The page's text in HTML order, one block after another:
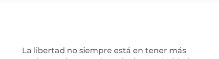
La libertad no siempre está en tener más